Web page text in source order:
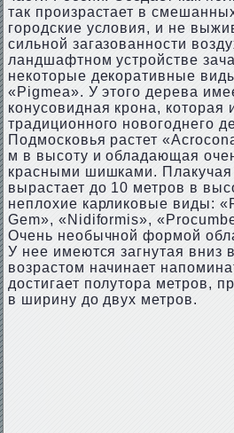
так произрастает в
городские условия, и не
сильной загазованности
ландшафтном устройстве
некоторые декоративные
«Pigmea». У этого дерева
конусовидная крона, которая
традиционного новогоднего
Подмосковья растет
м в высоту и обладающая
красными шишками.
вырастает до 10 метров в
неплохие карликовые виды:
Gem», «Nidiformis»,
Очень необычной формой
У нее имеются загнутая вниз
возрастом начинает
достигает полутора метров,
в ширину до двух метров.